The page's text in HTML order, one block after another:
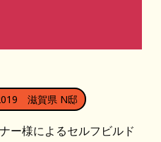
滋賀県 N邸
ー様によるセルフビルド